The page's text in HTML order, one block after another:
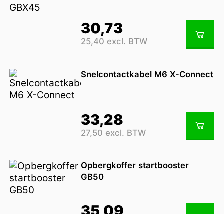
30,73
25,40 excl. BTW
Snelcontactkabel M6 X-Connect
33,28
27,50 excl. BTW
Opbergkoffer startbooster
GB50